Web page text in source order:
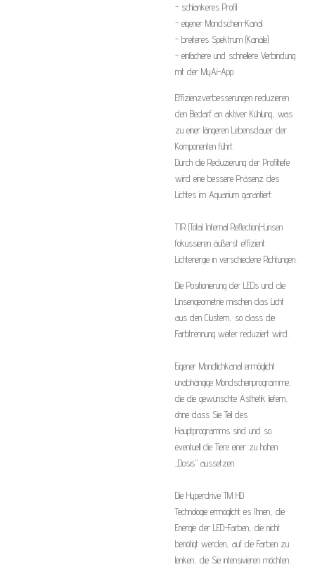
- schlankeres Profil
- eigener Mondschein-Kanal
- breiteres Spektrum (Kanäle)
- einfachere und schnellere Verbindung
mit der MyAi-App
Effizienzverbesserungen reduzieren
den Bedarf an aktiver Kühlung, was
zu einer längeren Lebensdauer der
Komponenten führt.
Durch die Reduzierung der Profiltiefe
wird eine bessere Präsenz des
Lichtes im Aquarium garantiert.
TIR (Total Internal Reflection)-Linsen
fokussieren äußerst effizient
Lichtenergie in verschiedene Richtungen.
Die Positionierung der LEDs und die
Linsengeometrie mischen das Licht
aus den Clustern, so dass die
Farbtrennung weiter reduziert wird.
Eigener Mondlichkanal ermöglicht
unabhängige Mondscheinprogramme,
die die gewünschte Ästhetik liefern,
ohne dass Sie Teil des
Hauptprogramms sind und so
eventuell die Tiere einer zu hohen
„Dosis“ aussetzen.
Die Hyperdrive TM HD
Technologie ermöglicht es Ihnen, die
Energie der LED-Farben, die nicht
benötigt werden, auf die Farben zu
lenken, die Sie intensivieren möchten.